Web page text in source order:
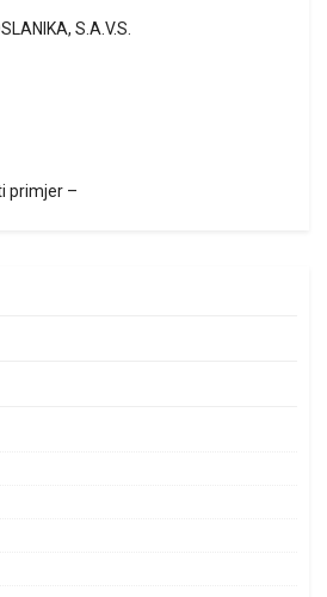
S.A.V.S.
primjer –